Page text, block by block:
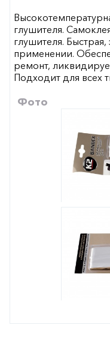
глушителя.
глушителя.
применении.
ремонт,
Подходит для всех
Фото